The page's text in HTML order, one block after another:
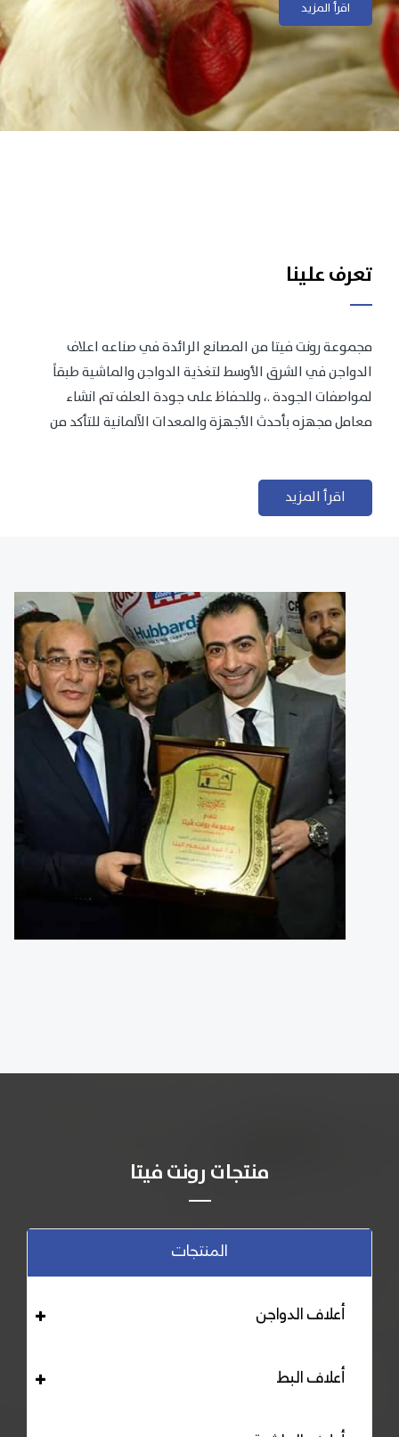
اقرأ المزيداقرأ المزيد
تعرف علينا
مجموعة رونت فيتا من المصانع الرائدة في صناعه اعلاف
الدواجن في الشرق الأوسط لتغذية الدواجن والماشية طبقاً
لمواصفات الجودة .، وللحفاظ على جودة العلف تم انشاء
معامل مجهزه بأحدث الأجهزة والمعدات الآلمانية للتأكد من
اقرأ المزيد
منتجات رونت فيتا
المنتجات
أعلاف الدواجن
أعلاف البط